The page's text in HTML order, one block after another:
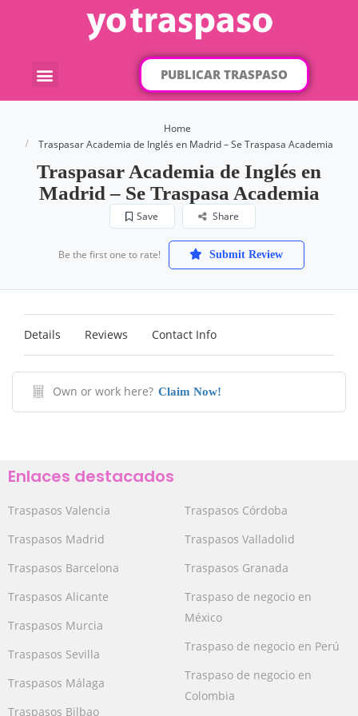
PUBLICAR TRASPASO
Home
Traspasar Academia de Inglés en Madrid – Se Traspasa Academia
Traspasar Academia de Inglés en
Madrid – Se Traspasa Academia
Save Share
Be the first one to rate! Submit Review
Details Reviews Contact Info
Own or work here? Claim Now!
Enlaces destacados
Traspasos Valencia
Traspasos Madrid
Traspasos Barcelona
Traspasos Alicante
Traspasos Murcia
Traspasos Sevilla
Traspasos Málaga
Traspasos Bilbao
Traspasos Córdoba
Traspasos Valladolid
Traspasos Granada
Traspaso de negocio en
México
Traspaso de negocio en Perú
Traspaso de negocio en
Colombia